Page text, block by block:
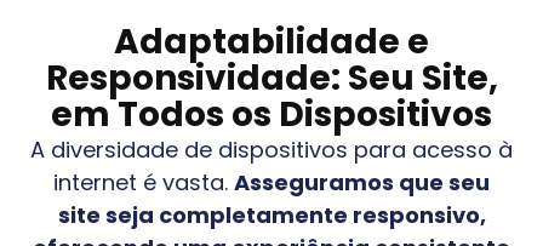
Adaptabilidade e
Responsividade: Seu Site,
em Todos os Dispositivos
A diversidade de dispositivos para acesso à
internet é vasta. Asseguramos que seu
site seja completamente responsivo,